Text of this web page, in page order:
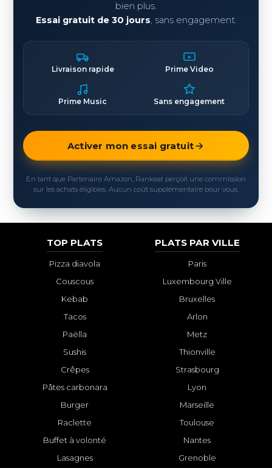
bien plus.
Essai gratuit de 30 jours, sans engagement.
Livraison rapide Prime Video
Prime Music Sans engagement
Activer mon essai gratuit
En tant que Partenaire Amazon, Rankeat perçoit une commission
sur les achats éligibles. Aucun coût supplémentaire pour vous.
TOP PLATS
Pizza diavola
Couscous
Kebab
Tacos
Paëlla
Sushis
Crêpes
Pâtes carbonara
Burger
Raclette
Buffet à volonté
Lasagnes
PLATS PAR VILLE
Paris
Luxembourg Ville
Bruxelles
Arlon
Metz
Thionville
Strasbourg
Lyon
Marseille
Toulouse
Nantes
Grenoble